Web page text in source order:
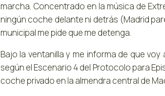
marcha. Concentrado en la música de
ningún coche delante ni detrás (Madrid
municipal me pide que me detenga.
Bajo la ventanilla y me informa de que
según el Escenario 4 del Protocolo para
coche privado en la almendra central de